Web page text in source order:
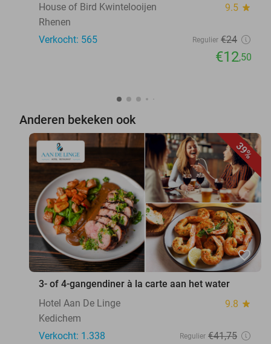
House of Bird Kwintelooijen
9.5 star
Rhenen
Verkocht: 565
Regulier €24
€12,50
Anderen bekeken ook
39%
favorite_border
3- of 4-gangendiner à la carte aan het water
Hotel Aan De Linge
9.8 star
Kedichem
Verkocht: 1.338
Regulier €41,75